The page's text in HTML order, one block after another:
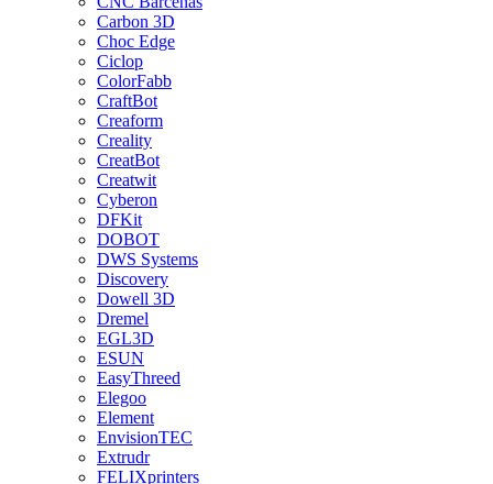
Carbon 3D
Choc Edge
Ciclop
ColorFabb
CraftBot
Creaform
Creality
CreatBot
Creatwit
Cyberon
DFKit
DOBOT
DWS Systems
Discovery
Dowell 3D
Dremel
EGL3D
ESUN
EasyThreed
Elegoo
Element
EnvisionTEC
Extrudr
FELIXprinters